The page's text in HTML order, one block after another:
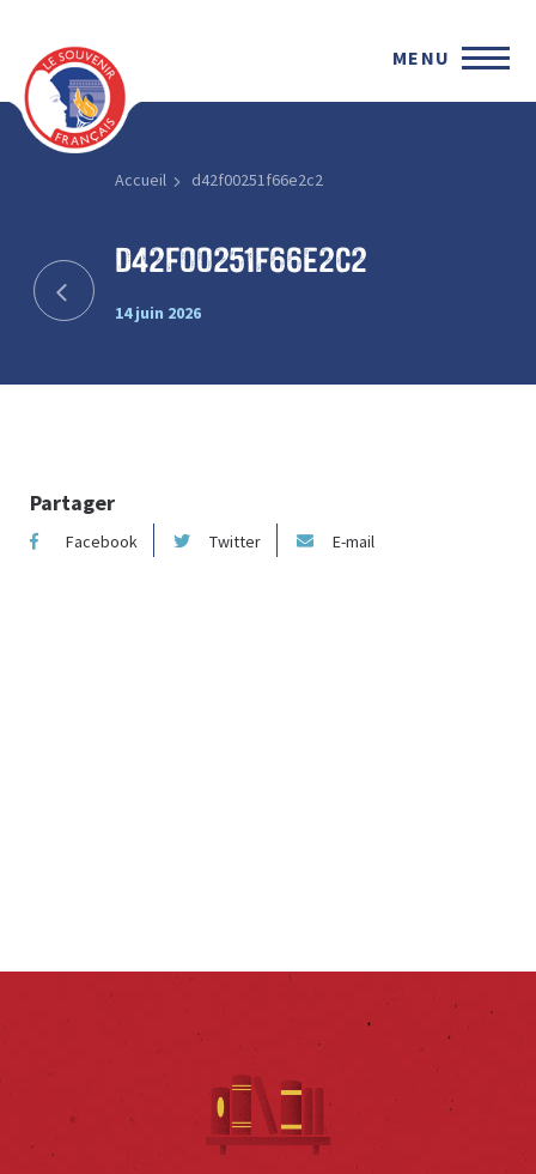
MENU
Accueil d42f00251f66e2c2
d42f00251f66e2c2
14 juin 2026
Partager
Facebook Twitter E-mail